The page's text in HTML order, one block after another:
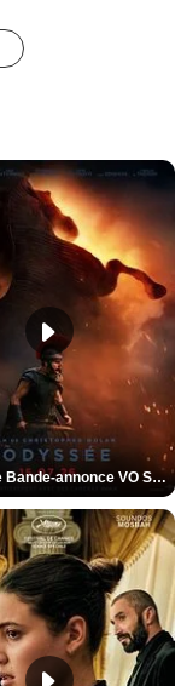
L'Odyssée Bande-annonce VO STFR